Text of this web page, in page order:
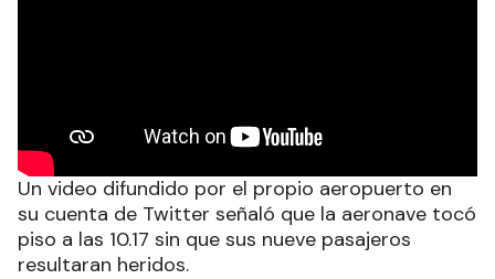
Un video difundido por el propio aeropuerto en
su cuenta de Twitter señaló que la aeronave tocó
piso a las 10.17 sin que sus nueve pasajeros
resultaran heridos.